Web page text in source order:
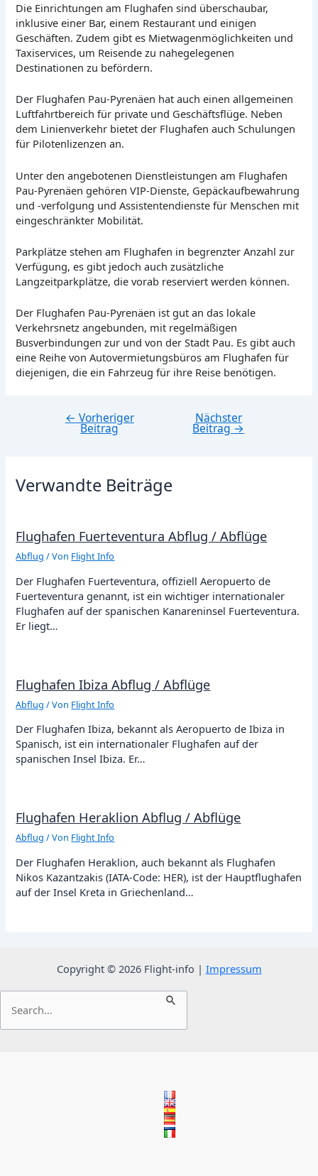
Die Einrichtungen am Flughafen sind überschaubar,
inklusive einer Bar, einem Restaurant und einigen
Geschäften. Zudem gibt es Mietwagenmöglichkeiten und
Taxiservices, um Reisende zu nahegelegenen
Destinationen zu befördern.
Der Flughafen Pau-Pyrenäen hat auch einen allgemeinen
Luftfahrtbereich für private und Geschäftsflüge. Neben
dem Linienverkehr bietet der Flughafen auch Schulungen
für Pilotenlizenzen an.
Unter den angebotenen Dienstleistungen am Flughafen
Pau-Pyrenäen gehören VIP-Dienste, Gepäckaufbewahrung
und -verfolgung und Assistentendienste für Menschen mit
eingeschränkter Mobilität.
Parkplätze stehen am Flughafen in begrenzter Anzahl zur
Verfügung, es gibt jedoch auch zusätzliche
Langzeitparkplätze, die vorab reserviert werden können.
Der Flughafen Pau-Pyrenäen ist gut an das lokale
Verkehrsnetz angebunden, mit regelmäßigen
Busverbindungen zur und von der Stadt Pau. Es gibt auch
eine Reihe von Autovermietungsbüros am Flughafen für
diejenigen, die ein Fahrzeug für ihre Reise benötigen.
Beitragsnavigation
← Vorheriger
Beitrag
Nächster
Beitrag→
Verwandte Beiträge
Flughafen Fuerteventura Abflug / Abflüge
Abflug / Von Flight Info
Der Flughafen Fuerteventura, offiziell Aeropuerto de
Fuerteventura genannt, ist ein wichtiger internationaler
Flughafen auf der spanischen Kanareninsel Fuerteventura.
Er liegt…
Flughafen Ibiza Abflug / Abflüge
Abflug / Von Flight Info
Der Flughafen Ibiza, bekannt als Aeropuerto de Ibiza in
Spanisch, ist ein internationaler Flughafen auf der
spanischen Insel Ibiza. Er…
Flughafen Heraklion Abflug / Abflüge
Abflug / Von Flight Info
Der Flughafen Heraklion, auch bekannt als Flughafen
Nikos Kazantzakis (IATA-Code: HER), ist der Hauptflughafen
auf der Insel Kreta in Griechenland…
Copyright © 2026 Flight-info | Impressum
nach: